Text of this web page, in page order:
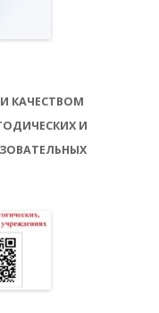
КАЧЕСТВОМ
И